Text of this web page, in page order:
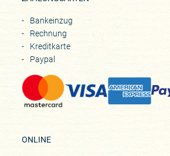
Bankeinzug
Rechnung
Kreditkarte
Paypal
ONLINE